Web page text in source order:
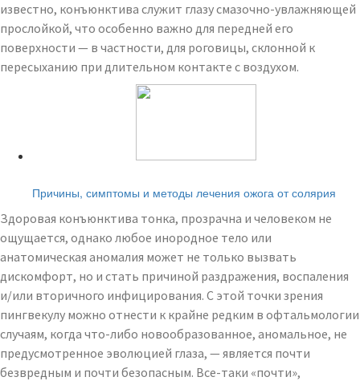
известно, конъюнктива служит глазу смазочно-увлажняющей
прослойкой, что особенно важно для передней его
поверхности — в частности, для роговицы, склонной к
пересыханию при длительном контакте с воздухом.
Причины, симптомы и методы лечения ожога от солярия
Здоровая конъюнктива тонка, прозрачна и человеком не
ощущается, однако любое инородное тело или
анатомическая аномалия может не только вызвать
дискомфорт, но и стать причиной раздражения, воспаления
и/или вторичного инфицирования. С этой точки зрения
пингвекулу можно отнести к крайне редким в офтальмологии
случаям, когда что-либо новообразованное, аномальное, не
предусмотренное эволюцией глаза, — является почти
безвредным и почти безопасным. Все-таки «почти»,